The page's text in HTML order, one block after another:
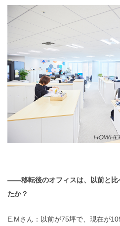
——移転後のオフィスは、以前と比
たか？
E.Mさん：以前が75坪で、現在が